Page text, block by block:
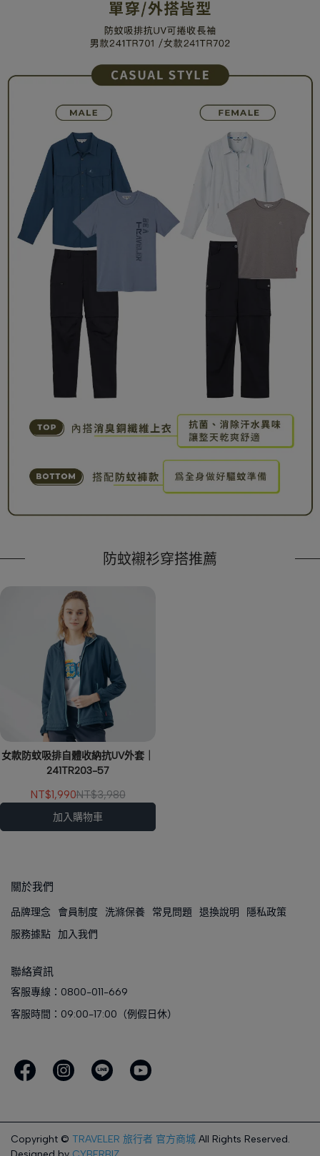
防蚊襯衫穿搭推薦
女款防蚊吸排自體收納抗UV外套｜
241TR203-57
NT$1,990NT$3,980
加入購物車
關於我們
品牌理念 會員制度 洗滌保養 常見問題 退換說明
隱私政策
服務據點 加入我們
聯絡資訊
客服專線：0800-011-669
客服時間：09:00-17:00（例假日休）
Copyright © TRAVELER 旅行者 官方商城 All Rights Reserved.